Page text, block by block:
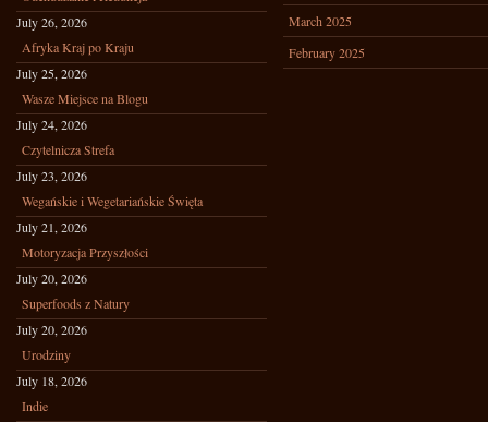
July 26, 2026
Afryka Kraj po Kraju
July 25, 2026
Wasze Miejsce na Blogu
July 24, 2026
Czytelnicza Strefa
July 23, 2026
Wegańskie i Wegetariańskie Święta
July 21, 2026
Motoryzacja Przyszłości
July 20, 2026
Superfoods z Natury
July 20, 2026
Urodziny
July 18, 2026
Indie
March 2025
February 2025